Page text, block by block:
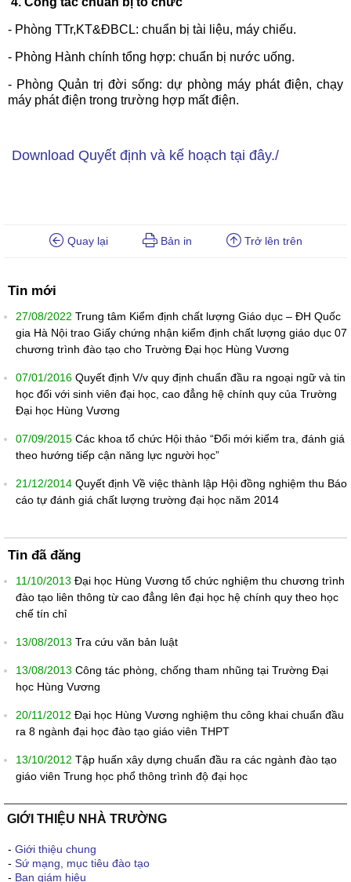
- Phòng TTr,KT&ĐBCL: chuẩn bị tài liệu, máy chiếu.
- Phòng Hành chính tổng hợp: chuẩn bị nước uống.
- Phòng Quản trị đời sống: dự phòng máy phát điện, chạy
máy phát điện trong trường hợp mất điện.
Download Quyết định và kế hoạch tại đây./
Quay lại Bản in Trở lên trên
Tin mới
27/08/2022 Trung tâm Kiểm định chất lượng Giáo dục – ĐH Quốc
gia Hà Nội trao Giấy chứng nhận kiểm định chất lượng giáo dục 07
chương trình đào tạo cho Trường Đại học Hùng Vương
07/01/2016 Quyết định V/v quy định chuẩn đầu ra ngoại ngữ và tin
học đối với sinh viên đại học, cao đẳng hệ chính quy của Trường
Đại học Hùng Vương
07/09/2015 Các khoa tổ chức Hội thảo “Đổi mới kiểm tra, đánh giá
theo hướng tiếp cận năng lực người học”
21/12/2014 Quyết định Về việc thành lập Hội đồng nghiệm thu Báo
cáo tự đánh giá chất lượng trường đại học năm 2014
Tin đã đăng
11/10/2013 Đại học Hùng Vương tổ chức nghiệm thu chương trình
đào tạo liên thông từ cao đẳng lên đại học hệ chính quy theo học
chế tín chỉ
13/08/2013 Tra cứu văn bản luật
13/08/2013 Công tác phòng, chống tham nhũng tại Trường Đại
học Hùng Vương
20/11/2012 Đại học Hùng Vương nghiệm thu công khai chuẩn đầu
ra 8 ngành đại học đào tạo giáo viên THPT
13/10/2012 Tập huấn xây dựng chuẩn đầu ra các ngành đào tạo
giáo viên Trung học phổ thông trình độ đại học
GIỚI THIỆU NHÀ TRƯỜNG
- Giới thiệu chung
- Sứ mạng, mục tiêu đào tạo
- Ban giám hiệu